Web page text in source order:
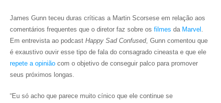
James Gunn teceu duras críticas a Martin Scorsese em relação aos
comentários frequentes que o diretor faz sobre os filmes da Marvel .
Em entrevista ao podcast Happy Sad Confused, Gunn comentou que
é exaustivo ouvir esse tipo de fala do consagrado cineasta e que ele
repete a opinião com o objetivo de conseguir palco para promover
seus próximos longas.
“Eu só acho que parece muito cínico que ele continue se